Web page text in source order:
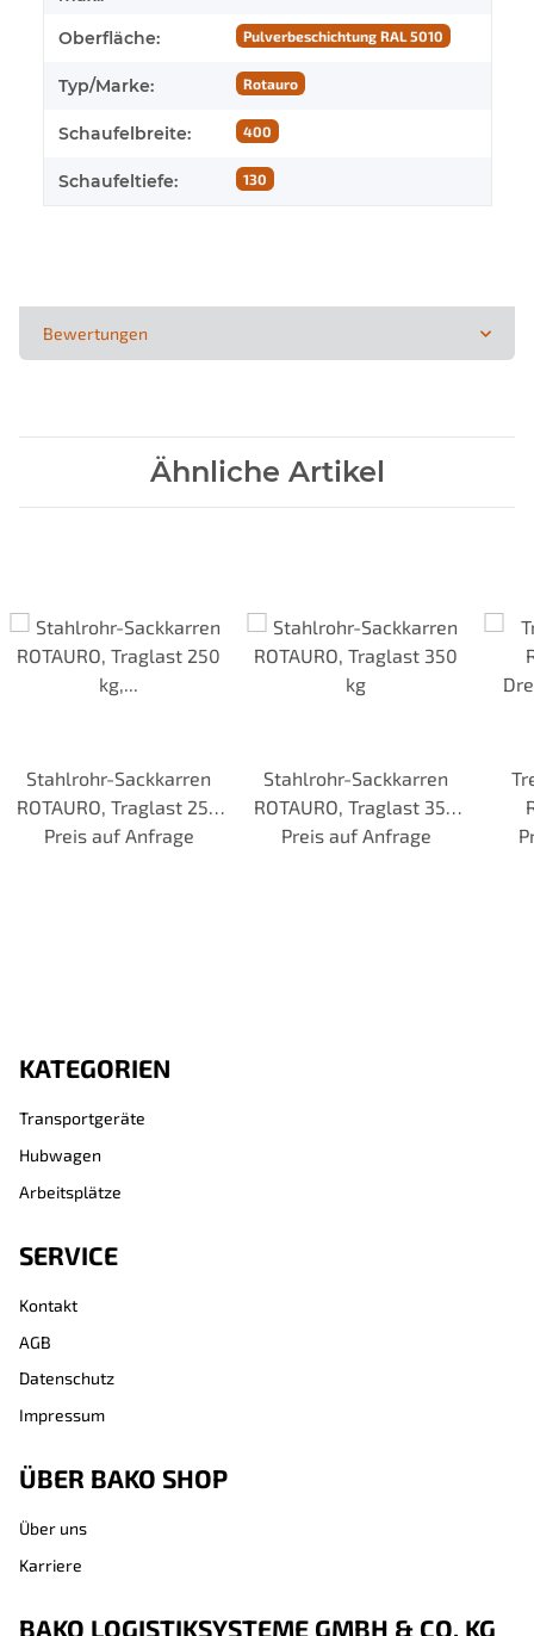
Oberfläche: Pulverbeschichtung RAL 5010
Typ/Marke: Rotauro
Schaufelbreite: 400
Schaufeltiefe: 130
Bewertungen
Ähnliche Artikel
Stahlrohr-Sackkarren
ROTAURO, Traglast 250
kg, Vollgummibereifung
Preis auf Anfrage
Stahlrohr-Sackkarren
ROTAURO, Traglast 350
kg
Preis auf Anfrage
KATEGORIEN
Transportgeräte
Hubwagen
Arbeitsplätze
SERVICE
Kontakt
AGB
Datenschutz
Impressum
ÜBER BAKO SHOP
Über uns
Karriere
BAKO LOGISTIKSYSTEME GMBH & CO. KG